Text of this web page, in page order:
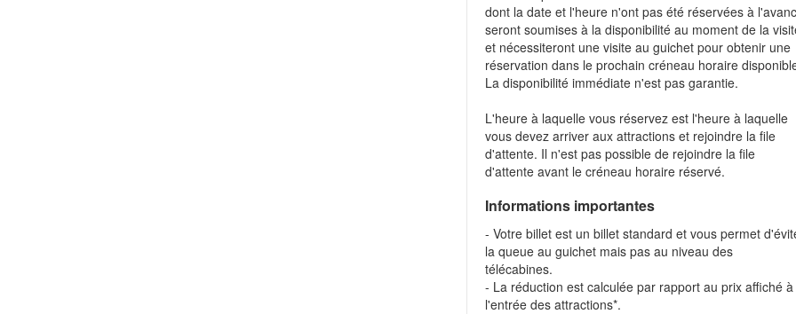
dont la date et l'heure n'ont pas été réservées à
seront soumises à la disponibilité au moment de la
et nécessiteront une visite au guichet pour obtenir une
réservation dans le prochain créneau horaire
La disponibilité immédiate n'est pas garantie.
L'heure à laquelle vous réservez est l'heure à laquelle
vous devez arriver aux attractions et rejoindre la file
d'attente. Il n'est pas possible de rejoindre la file
d'attente avant le créneau horaire réservé.
Informations importantes
- Votre billet est un billet standard et vous permet
la queue au guichet mais pas au niveau des
télécabines.
- La réduction est calculée par rapport au prix affiché à
l'entrée des attractions*.